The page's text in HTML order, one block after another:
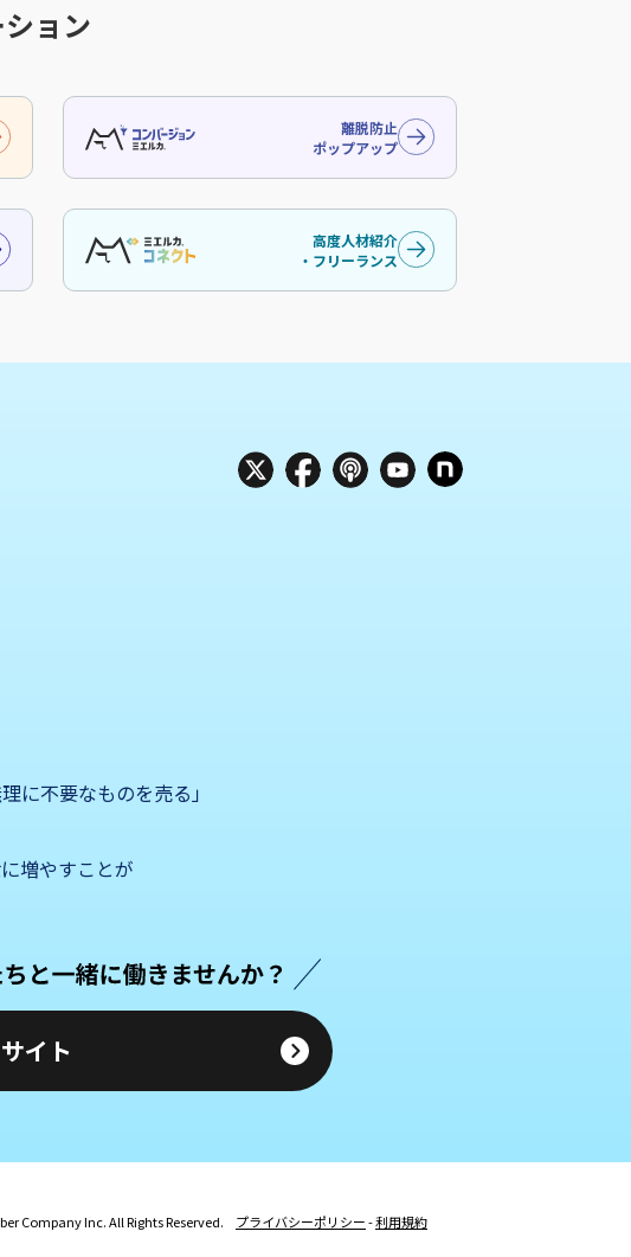
ョン
離脱防止
ポップアップ
高度人材紹介
・フリーランス
に不要なものを売る」
増やすことが
イト
Company Inc.All Rights Reserved. プライバシーポリシー-利用規約